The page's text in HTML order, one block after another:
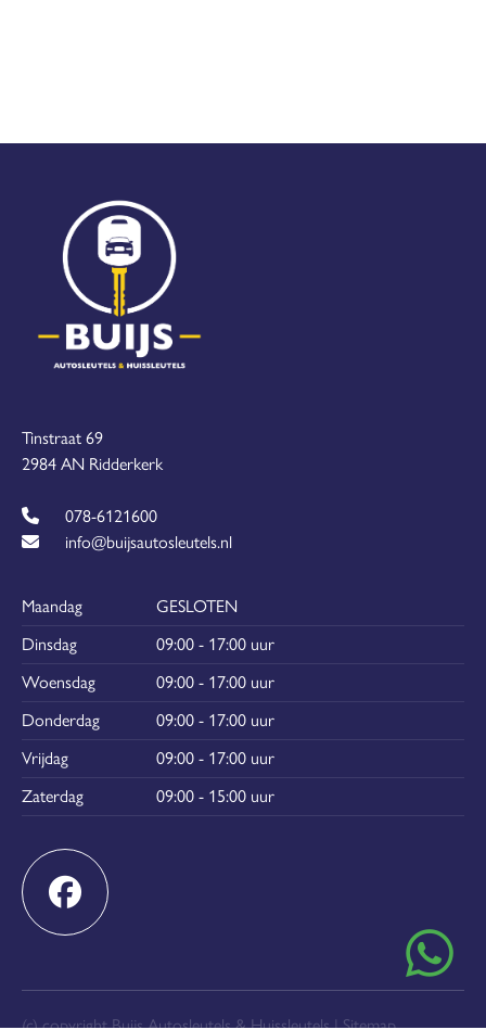
Tinstraat 69
2984 AN Ridderkerk
078-6121600
info@buijsautosleutels.nl
Maandag
GESLOTEN
Dinsdag
09:00 - 17:00 uur
Woensdag
09:00 - 17:00 uur
Donderdag
09:00 - 17:00 uur
Vrijdag
09:00 - 17:00 uur
Zaterdag
09:00 - 15:00 uur
(c) copyright Buijs Autosleutels & Huissleutels |Sitemap